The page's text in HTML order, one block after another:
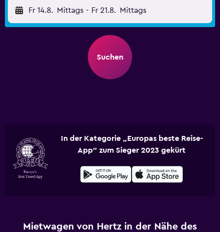
Fr 14.8. Mittags - Fr 21.8. Mittags
Suchen
In der Kategorie „Europas beste Reise-
App“ zum Sieger 2023 gekürt
Mietwagen von Hertz in der Nähe des